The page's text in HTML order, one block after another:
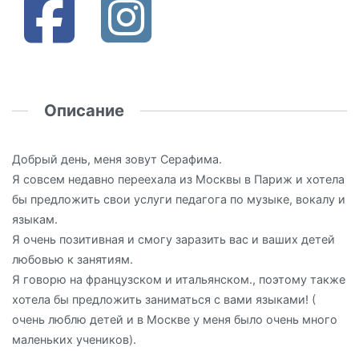
Описание
Добрый день, меня зовут Серафима.
Я совсем недавно переехала из Москвы в Париж и хотела
бы предложить свои услуги педагога по музыке, вокалу и
языкам.
Я очень позитивная и смогу заразить вас и ваших детей
любовью к занятиям.
Я говорю на французском и итальянском., поэтому также
хотела бы предложить заниматься с вами языками! (
очень люблю детей и в Москве у меня было очень много
маленьких учеников).